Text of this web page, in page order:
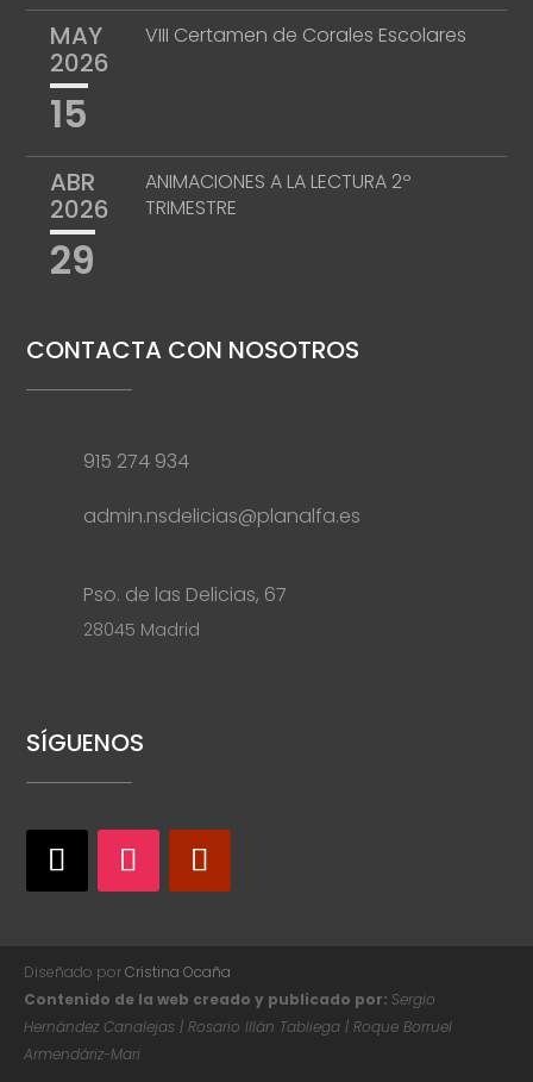
MAY
2026
15
VIII Certamen de Corales Escolares
ABR
2026
29
ANIMACIONES A LA LECTURA 2º
TRIMESTRE
CONTACTA CON NOSOTROS
915 274 934
admin.nsdelicias@planalfa.es
Pso. de las Delicias, 67
28045 Madrid
SÍGUENOS
Diseñado porCristina Ocaña
Contenido de la web creado y publicado por: Sergio
Hernández Canalejas | Rosario Illán Tabliega | Roque Borruel
Armendáriz-Mari